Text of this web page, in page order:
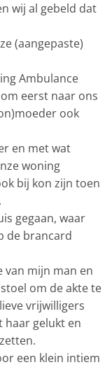
wij al gebeld dat
(aangepaste)
Ambulance
eerst naar ons
ook
en met wat
woning
bij kon zijn toen
gegaan, waar
de brancard
van mijn man en
om de akte te
vrijwilligers
haar gelukt en
een klein intiem